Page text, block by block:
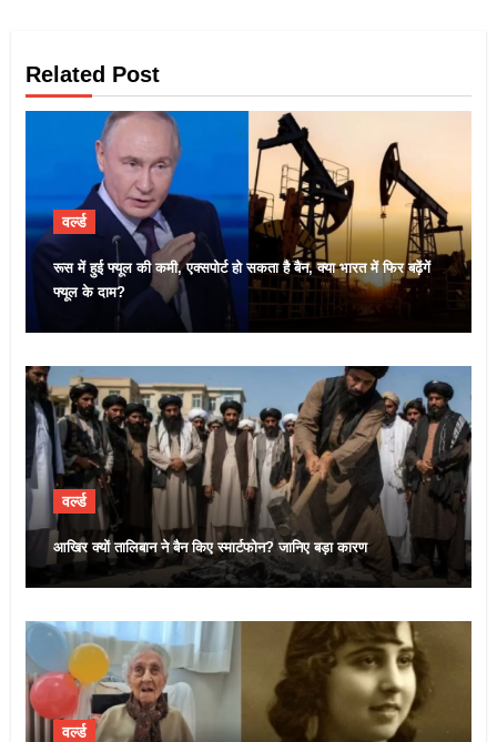
Related Post
वर्ल्ड
रूस में हुई फ्यूल की कमी, एक्सपोर्ट हो सकता है बैन, क्या भारत में फिर बढ़ेंगें
फ्यूल के दाम?
वर्ल्ड
आखिर क्यों तालिबान ने बैन किए स्मार्टफोन? जानिए बड़ा कारण
वर्ल्ड